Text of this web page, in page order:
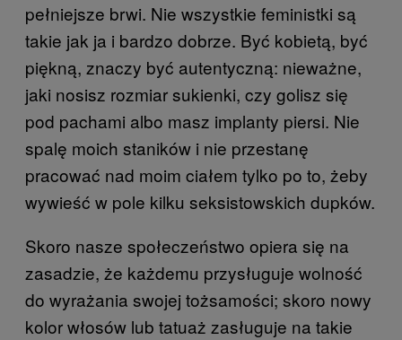
pełniejsze brwi. Nie wszystkie feministki są
takie jak ja i bardzo dobrze. Być kobietą, być
piękną, znaczy być autentyczną: nieważne,
jaki nosisz rozmiar sukienki, czy golisz się
pod pachami albo masz implanty piersi. Nie
spalę moich staników i nie przestanę
pracować nad moim ciałem tylko po to, żeby
wywieść w pole kilku seksistowskich dupków.
Skoro nasze społeczeństwo opiera się na
zasadzie, że każdemu przysługuje wolność
do wyrażania swojej tożsamości; skoro nowy
kolor włosów lub tatuaż zasługuje na takie